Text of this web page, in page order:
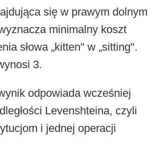
się w prawym dolnym
minimalny koszt
słowa „kitten" w „sitting".
3.
odpowiada wcześniej
Levenshteina, czyli
i jednej operacji